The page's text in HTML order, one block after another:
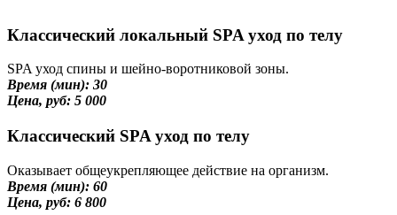
Классический локальный SPA уход по телу
SPA уход спины и шейно-воротниковой зоны.
Время (мин): 30
Цена, руб: 5 000
Классический SPA уход по телу
Оказывает общеукрепляющее действие на организм.
Время (мин): 60
Цена, руб: 6 800